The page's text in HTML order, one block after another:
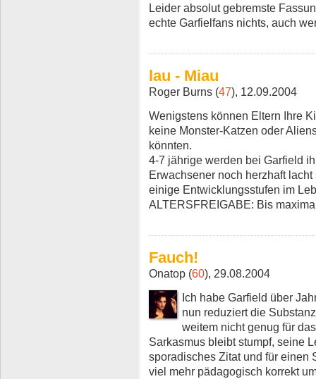
Leider absolut gebremste
echte Garfielfans nichts, auch
lau - Miau
Roger Burns (47), 12.09.2004
Wenigstens können Eltern Ihre
keine Monster-Katzen oder
könnten.
4-7 jährige werden bei Garfield
Erwachsener noch herzhaft
einige Entwicklungsstufen im
ALTERSFREIGABE: Bis
Fauch!
Onatop (60), 29.08.2004
Ich habe Garfield über
nun reduziert die
weitem nicht genug für
Sarkasmus bleibt stumpf, seine
sporadisches Zitat und für einen
viel mehr pädagogisch korrekt